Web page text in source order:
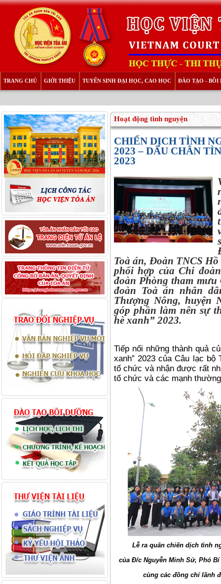
TRANG CHỦ GIỚI THIỆU TUYỂN SINH ĐẠI HỌC, CAO HỌC ĐÀO TẠO - BỒI
THƯ VIỆN TÀI LIỆU
Hoạt động tình nguyện
CHIẾN DỊCH TÌNH
2023 – DẤU CHÂN
2023
Toà án, Đoàn TNCS
phối hợp của Chi
đoàn Phòng tham
đoàn Toà án nhân
Thượng Nông, huyện
góp phần làm nên sự
hè xanh” 2023.
Tiếp nối những thành quả
xanh” 2023 của Câu lạc
tổ chức và nhận được rất
tổ chức và các mạnh
Lễ ra quân chiến dịch tình
của Đ/c Nguyễn Minh Sử, Phó
cùng các đồng chí lãnh